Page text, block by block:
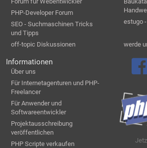
PHP-Developer Forum
SEO - Suchmaschinen Tricks
und Tipps
off-topic Diskussionen
estugo
werde
Informationen
Über uns
Für Internetagenturen und PHP-
Freelancer
Für Anwender und
Softwareentwickler
Projektausschreibung
veröffentlichen
PHP Scripte verkaufen